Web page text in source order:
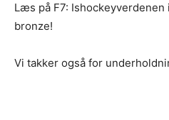
Læs på F7:
bronze!
Vi takker også for